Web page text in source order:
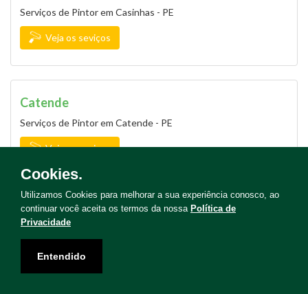
Serviços de Pintor em Casinhas - PE
Veja os seviços
Catende
Serviços de Pintor em Catende - PE
Veja os seviços
Catimbaú
Veja os seviços
Cookies.
Utilizamos Cookies para melhorar a sua experiência conosco, ao
continuar você aceita os termos da nossa Política de
Privacidade
Entendido